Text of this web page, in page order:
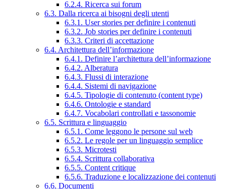
6.2.4. Ricerca sui forum
6.3. Dalla ricerca ai bisogni degli utenti
6.3.1. User stories per definire i contenuti
6.3.2. Job stories per definire i contenuti
6.3.3. Criteri di accettazione
6.4. Architettura dell’informazione
6.4.1. Definire l’architettura dell’informazione
6.4.2. Alberatura
6.4.3. Flussi di interazione
6.4.4. Sistemi di navigazione
6.4.5. Tipologie di contenuto (content type)
6.4.6. Ontologie e standard
6.4.7. Vocabolari controllati e tassonomie
6.5. Scrittura e linguaggio
6.5.1. Come leggono le persone sul web
6.5.2. Le regole per un linguaggio semplice
6.5.3. Microtesti
6.5.4. Scrittura collaborativa
6.5.5. Content critique
6.5.6. Traduzione e localizzazione dei contenuti
6.6. Documenti